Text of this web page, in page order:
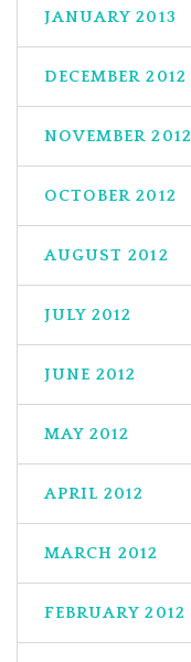
JANUARY 2013
DECEMBER 2012
NOVEMBER 2012
OCTOBER 2012
AUGUST 2012
JULY 2012
JUNE 2012
MAY 2012
APRIL 2012
MARCH 2012
FEBRUARY 2012